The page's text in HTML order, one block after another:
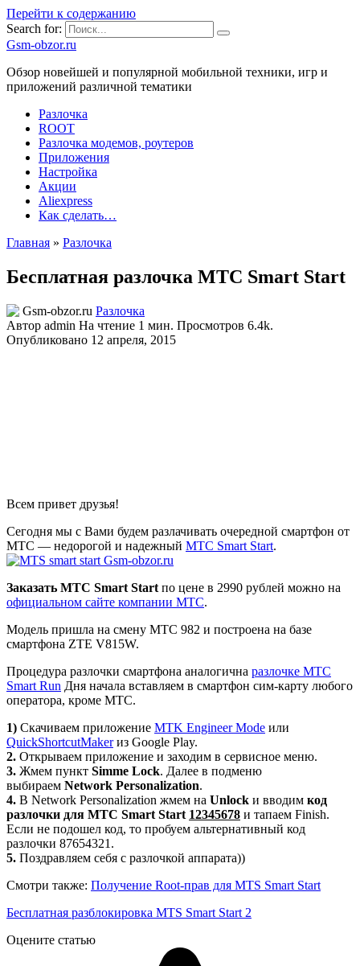
Перейти к содержанию
Search for:
Gsm-obzor.ru
Обзор новейшей и популярной мобильной техники, игр и
приложений различной тематики
Разлочка
ROOT
Разлочка модемов, роутеров
Приложения
Настройка
Акции
Aliexpress
Как сделать…
Главная » Разлочка
Бесплатная разлочка МТС Smart Start
Разлочка
Автор admin На чтение 1 мин. Просмотров 6.4k.
Опубликовано 12 апреля, 2015
Всем привет друзья!
Сегодня мы с Вами будем разлачивать очередной смартфон от
МТС — недорогой и надежный MTC Smart Start.
Заказать МТС Smart Start по цене в 2990 рублей можно на
официальном сайте компании МТС.
Модель пришла на смену МТС 982 и построена на базе
смартфона ZTE V815W.
Процедура разлочки смартфона аналогична разлочке МТС
Smart Run Дня начала вставляем в смартфон сим-карту любого
оператора, кроме МТС.
1) Скачиваем приложение MTK Engineer Mode или
QuickShortcutMakerиз Google Play.
2. Открываем приложение и заходим в сервисное меню.
3. Жмем пункт Simme Lock. Далее в подменю
выбираем Network Personalization.
4. В Network Personalization жмем на Unlock и вводим код
разлочки для МТС Smart Start 12345678 и тапаем Finish.
Если не подошел код, то пробуем альтернативный код
разлочки 87654321.
5. Поздравляем себя с разлочкой аппарата))
Смотри также: Получение Root-прав для MTS Smart Start
Бесплатная разблокировка MTS Smart Start 2
Оцените статью